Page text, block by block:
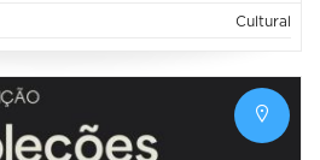
Cultural